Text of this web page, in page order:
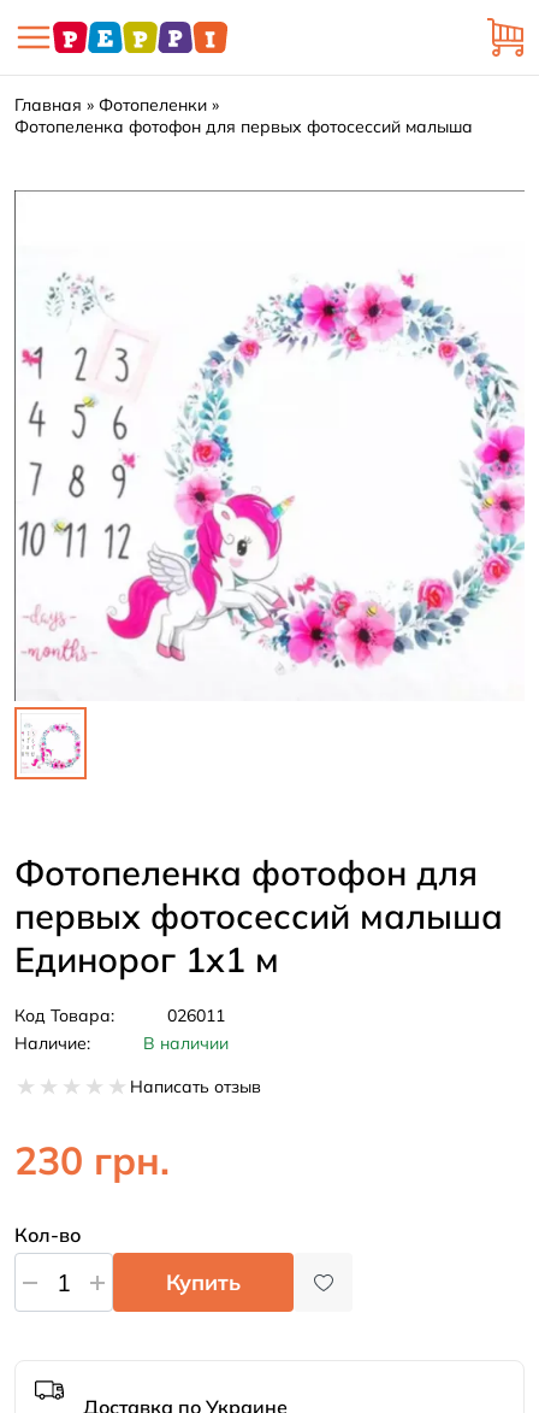
Главная
Фотопеленки
Фотопеленка фотофон для первых фотосессий малыша
Фотопеленка фотофон для
первых фотосессий малыша
Единорог 1х1 м
Код Товара:
026011
Наличие:
В наличии
Написать отзыв
230 грн.
Кол-во
Купить
Доставка по Украине